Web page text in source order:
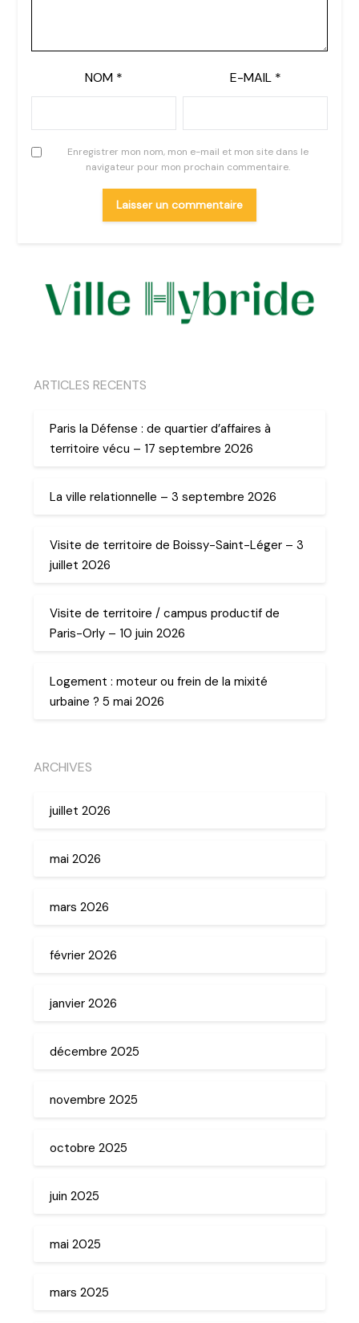
NOM * E-MAIL *
Enregistrer mon nom, mon e-mail et mon site dans le
navigateur pour mon prochain commentaire.
ARTICLES RECENTS
Paris la Défense : de quartier d’affaires à
territoire vécu – 17 septembre 2026
La ville relationnelle – 3 septembre 2026
Visite de territoire de Boissy-Saint-Léger – 3
juillet 2026
Visite de territoire / campus productif de
Paris-Orly – 10 juin 2026
Logement : moteur ou frein de la mixité
urbaine ? 5 mai 2026
ARCHIVES
juillet 2026
mai 2026
mars 2026
février 2026
janvier 2026
décembre 2025
novembre 2025
octobre 2025
juin 2025
mai 2025
mars 2025